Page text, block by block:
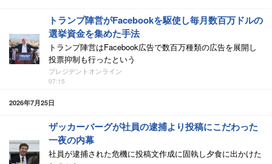
トランプ陣営がFacebookを駆使し毎月数百万ドルの
選挙資金を集めた手法
トランプ陣営はFacebook広告で数百万種類の広告を展開し
投票抑制も行ったという
プレジデントオンライン
07:15
2026年7月25日
ザッカーバーグが社員の逮捕より投稿にこだわった
一夜の内幕
社員が逮捕された危機に投稿文作成に固執し夕食に出かけた